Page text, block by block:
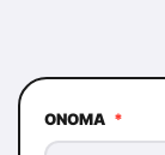
ΌΝΟΜΑ *